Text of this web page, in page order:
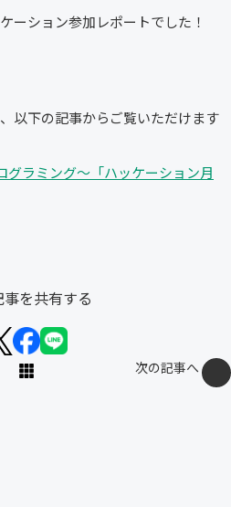
ーション参加レポートでした！
以下の記事からご覧いただけます
グラミング〜「ハッケーション月
事を共有する
次の記事へ